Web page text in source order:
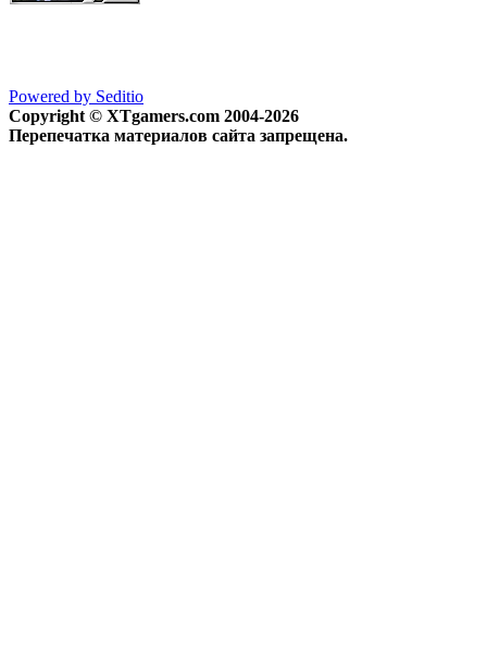
Powered by Seditio
Copyright © XTgamers.com 2004-2026
Перепечатка материалов сайта запрещена.